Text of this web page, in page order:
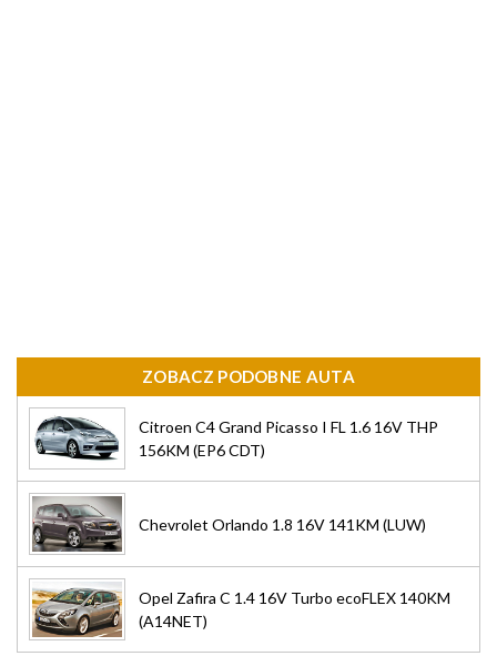
ZOBACZ PODOBNE AUTA
Citroen C4 Grand Picasso I FL 1.6 16V THP
156KM (EP6 CDT)
Chevrolet Orlando 1.8 16V 141KM (LUW)
Opel Zafira C 1.4 16V Turbo ecoFLEX 140KM
(A14NET)